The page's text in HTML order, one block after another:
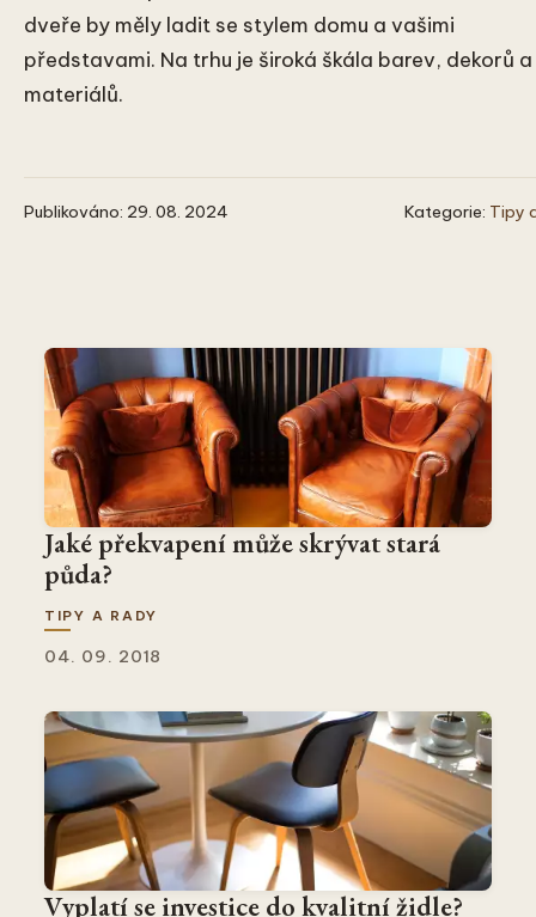
dveře by měly ladit se stylem domu a vašimi
představami. Na trhu je široká škála barev, dekorů a
materiálů.
Publikováno: 29. 08. 2024 Kategorie: Tipy
Jaké překvapení může skrývat stará
půda?
TIPY A RADY
04. 09. 2018
Vyplatí se investice do kvalitní židle?